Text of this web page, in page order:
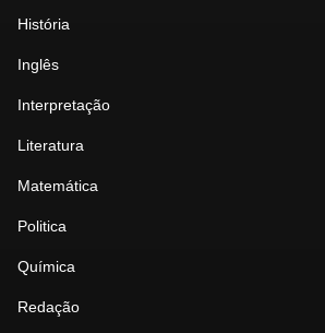
História
Inglês
Interpretação
Literatura
Matemática
Politica
Química
Redação